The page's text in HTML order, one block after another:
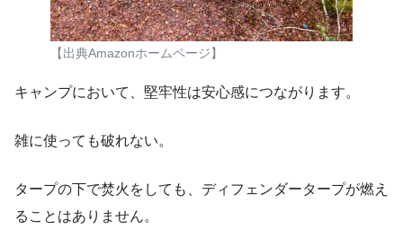
【出典Amazonホームページ】
キャンプにおいて、堅牢性は安心感につながります。
雑に使っても破れない。
タープの下で焚火をしても、ディフェンダータープが燃え
ることはありません。